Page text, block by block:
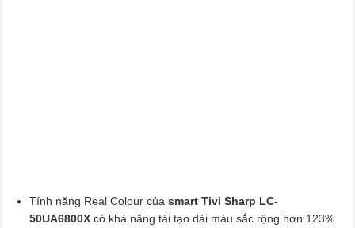
Tính năng Real Colour của smart Tivi Sharp LC-
50UA6800X có khả năng tái tạo dải màu sắc rộng hơn 123%